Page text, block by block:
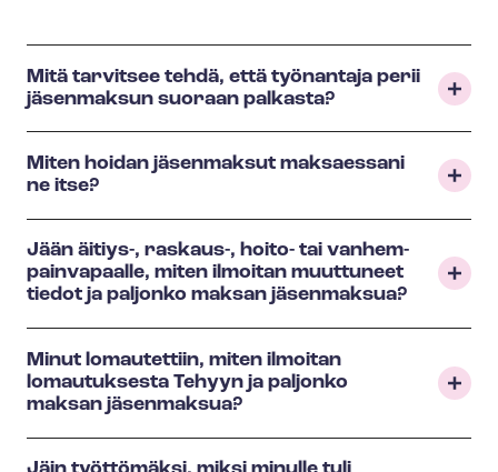
Mitä tarvitsee tehdä, että työnantaja perii
jäsenmaksun suoraan palkasta?
Miten hoidan jäsenmaksut maksaessani
ne itse?
Jään äitiys-, raskaus-, hoito- tai van­hem­
pain­va­paal­le, miten ilmoitan muuttuneet
tiedot ja paljonko maksan jäsenmaksua?
Minut lomautettiin, miten ilmoitan
lomautuksesta Tehyyn ja paljonko
maksan jäsenmaksua?